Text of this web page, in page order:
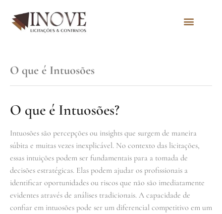
O que é Intuosões
O que é Intuosões?
Intuosões são percepções ou insights que surgem de maneira
súbita e muitas vezes inexplicável. No contexto das licitações,
essas intuições podem ser fundamentais para a tomada de
decisões estratégicas. Elas podem ajudar os profissionais a
identificar oportunidades ou riscos que não são imediatamente
evidentes através de análises tradicionais. A capacidade de
confiar em intuosões pode ser um diferencial competitivo em um